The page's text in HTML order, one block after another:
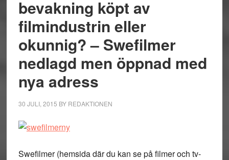
bevakning köpt av
filmindustrin eller
okunnig? – Swefilmer
nedlagd men öppnad med
nya adress
30 JULI, 2015 BY REDAKTIONEN
Swefilmer (hemsida där du kan se på filmer och tv-